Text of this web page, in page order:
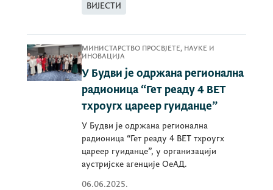
ВИЈЕСТИ
МИНИСТАРСТВО ПРОСВЈЕТЕ, НАУКЕ И
ИНОВАЦИЈА
У Будви је одржана регионална
радионица “Гет реадy 4 ВЕТ
тхроугх цареер гуиданце”
У Будви је одржана регионална
радионица “Гет реадy 4 ВЕТ тхроугх
цареер гуиданце”, у организацији
аустријске агенције ОеАД.
06.06.2025.